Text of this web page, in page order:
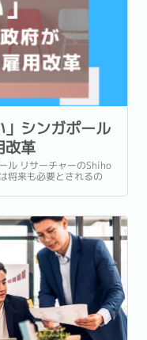
」シンガポール
改革
ル リサーチャーのShiho
将来も必要とされるの
進めています。...